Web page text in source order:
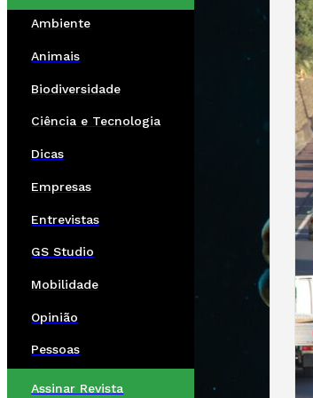
Ambiente
Animais
Biodiversidade
Ciência e Tecnologia
Dicas
Empresas
Entrevistas
GS Studio
Mobilidade
Opinião
Pessoas
Assinar Revista